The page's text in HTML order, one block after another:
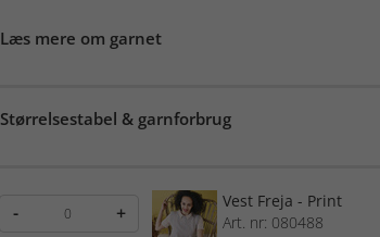
Læs mere om garnet
Størrelsestabel & garnforbrug
- +
Vest Freja - Print
Art. nr: 080488